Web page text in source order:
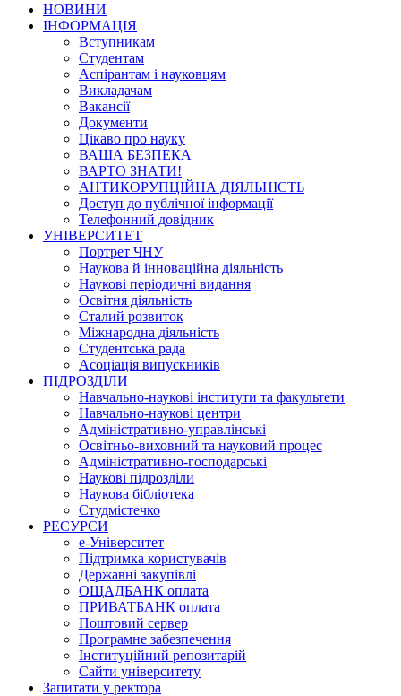
НОВИНИ
ІНФОРМАЦІЯ
Вступникам
Студентам
Аспірантам і науковцям
Викладачам
Вакансії
Документи
Цікаво про науку
ВАША БЕЗПЕКА
ВАРТО ЗНАТИ!
АНТИКОРУПЦІЙНА ДІЯЛЬНІСТЬ
Доступ до публічної інформації
Телефонний довідник
УНІВЕРСИТЕТ
Портрет ЧНУ
Наукова й інноваційна діяльність
Наукові періодичні видання
Освітня діяльність
Сталий розвиток
Міжнародна діяльність
Студентська рада
Асоціація випускників
ПІДРОЗДІЛИ
Навчально-наукові інститути та факультети
Навчально-наукові центри
Адміністративно-управлінські
Освітньо-виховний та науковий процес
Адміністративно-господарські
Наукові підрозділи
Наукова бібліотека
Студмістечко
РЕСУРСИ
е-Університет
Підтримка користувачів
Державні закупівлі
ОЩАДБАНК оплата
ПРИВАТБАНК оплата
Поштовий сервер
Програмне забезпечення
Інституційний репозитарій
Сайти університету
Запитати у ректора